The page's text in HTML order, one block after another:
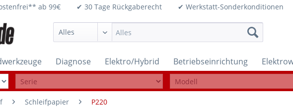
ab 99€ ✔ 30 Tage Rückgaberecht ✔ Werkstatt-
Diagnose Elektro/Hybrid Betriebseinrichtung
Schleifpapier P220